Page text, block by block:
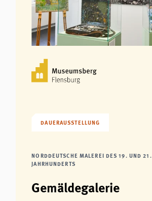
DAUERAUSSTELLUNG
NORDDEUTSCHE MALEREI DES 19. UND 21.
JAHRHUNDERTS
Gemäldegalerie